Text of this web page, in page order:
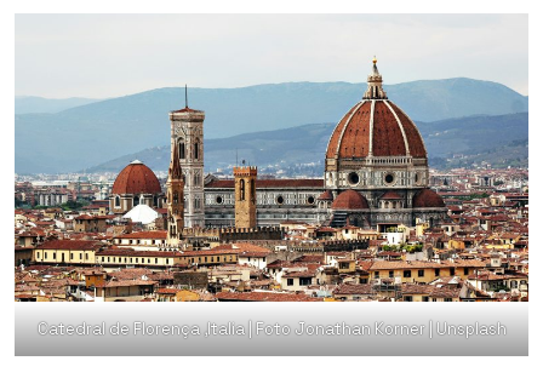
Catedral de Florença ,Italia | Foto Jonathan Korner | Unsplash